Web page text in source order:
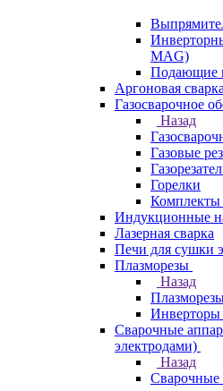
MAG)
Подающие
Аргоновая
Газосварочное
Назад
Газовые
Горелки
Комплекты
Индукционные
Лазерная сварка
Печи для сушки
Плазморезы
Назад
Инверторы
Сварочные
электродами)
Назад